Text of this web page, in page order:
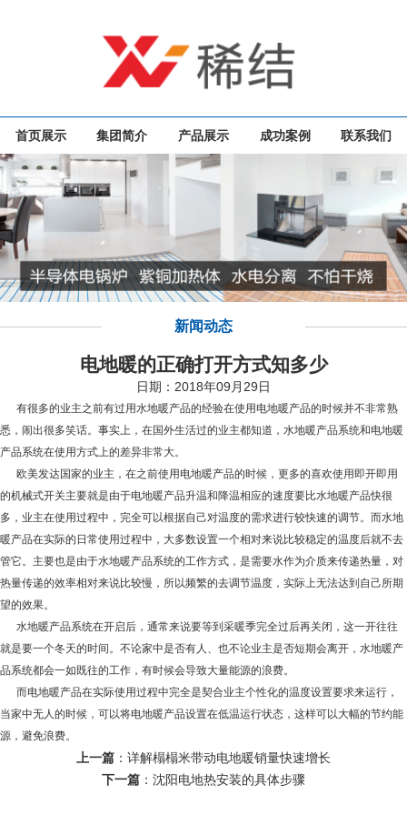
首页展示 集团简介 产品展示 成功案例 联系我们
新闻动态
电地暖的正确打开方式知多少
日期：2018年09月29日
有很多的业主之前有过用水地暖产品的经验在使用电地暖产品的时候并不非常熟
悉，闹出很多笑话。事实上，在国外生活过的业主都知道，水地暖产品系统和电地暖
产品系统在使用方式上的差异非常大。
欧美发达国家的业主，在之前使用电地暖产品的时候，更多的喜欢使用即开即用
的机械式开关主要就是由于电地暖产品升温和降温相应的速度要比水地暖产品快很
多，业主在使用过程中，完全可以根据自己对温度的需求进行较快速的调节。而水地
暖产品在实际的日常使用过程中，大多数设置一个相对来说比较稳定的温度后就不去
管它。主要也是由于水地暖产品系统的工作方式，是需要水作为介质来传递热量，对
热量传递的效率相对来说比较慢，所以频繁的去调节温度，实际上无法达到自己所期
望的效果。
水地暖产品系统在开启后，通常来说要等到采暖季完全过后再关闭，这一开往往
就是要一个冬天的时间。不论家中是否有人、也不论业主是否短期会离开，水地暖产
品系统都会一如既往的工作，有时候会导致大量能源的浪费。
而电地暖产品在实际使用过程中完全是契合业主个性化的温度设置要求来运行，
当家中无人的时候，可以将电地暖产品设置在低温运行状态，这样可以大幅的节约能
源，避免浪费。
上一篇 ： 详解榻榻米带动电地暖销量快速增长
下一篇 ： 沈阳电地热安装的具体步骤